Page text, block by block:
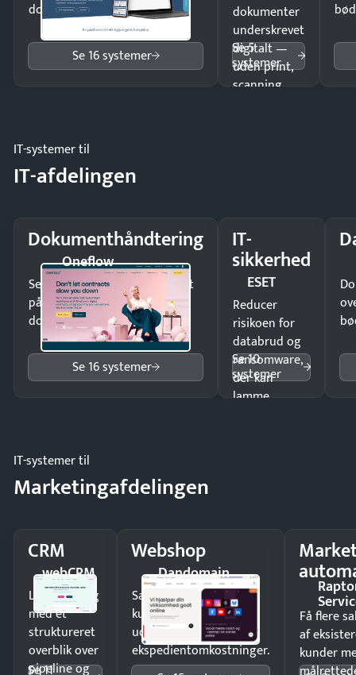
dokumenter.
Se 16 systemer
dokumenter
underskrevet
digitalt —
uden print,
scanning
Se 5
systemer
IT-systemer til
IT-afdelingen
Dokumenthåndtering
Oneflow
Send kontrakter til underskrift
på minutter og mist ingen
dokumenter.
Se 16 systemer
IT-
sikkerhed
ESET
Reducer
risikoen for
databrud og
ransomware,
der kan
lamme
Se 10
systemer
IT-systemer til
Marketingafdelingen
CRM
webCRM
Luk flere salg
med et
struktureret
overblik over
pipeline og
Webshop
Dandomain
Sælg produkter 24/7 til
kunder i hele landet
uden
ekspedientomkostninger.
Få flere
af
kunder